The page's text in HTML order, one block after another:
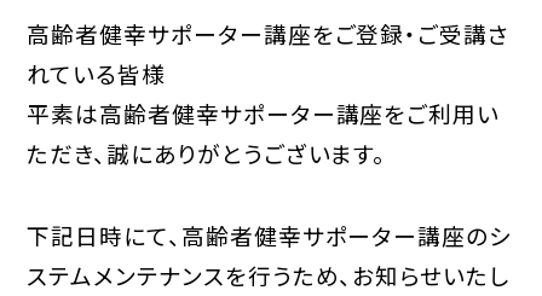
団体研修ガイド
資格活用ガイド
特別講師陣
協力・応援施設
高齢者健幸サポーター講座をご登録・ご受講さ
れている皆様
平素は高齢者健幸サポーター講座をご利用い
ただき、誠にありがとうございます。
下記日時にて、高齢者健幸サポーター講座のシ
ステムメンテナンスを行うため、お知らせいたし